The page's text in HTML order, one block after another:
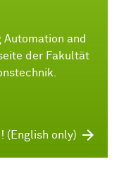
and
der Fakultät
(English only)